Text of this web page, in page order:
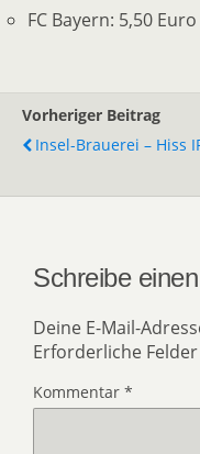
FC Bayern: 5,50 Euro
Vorheriger Beitrag
Insel-Brauerei – Hiss
Schreibe
Deine E-Mail-
Erforderliche
Kommentar *